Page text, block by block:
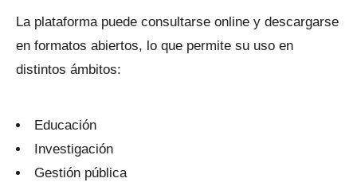
La plataforma puede consultarse online y descargarse
en formatos abiertos, lo que permite su uso en
distintos ámbitos:
Educación
Investigación
Gestión pública